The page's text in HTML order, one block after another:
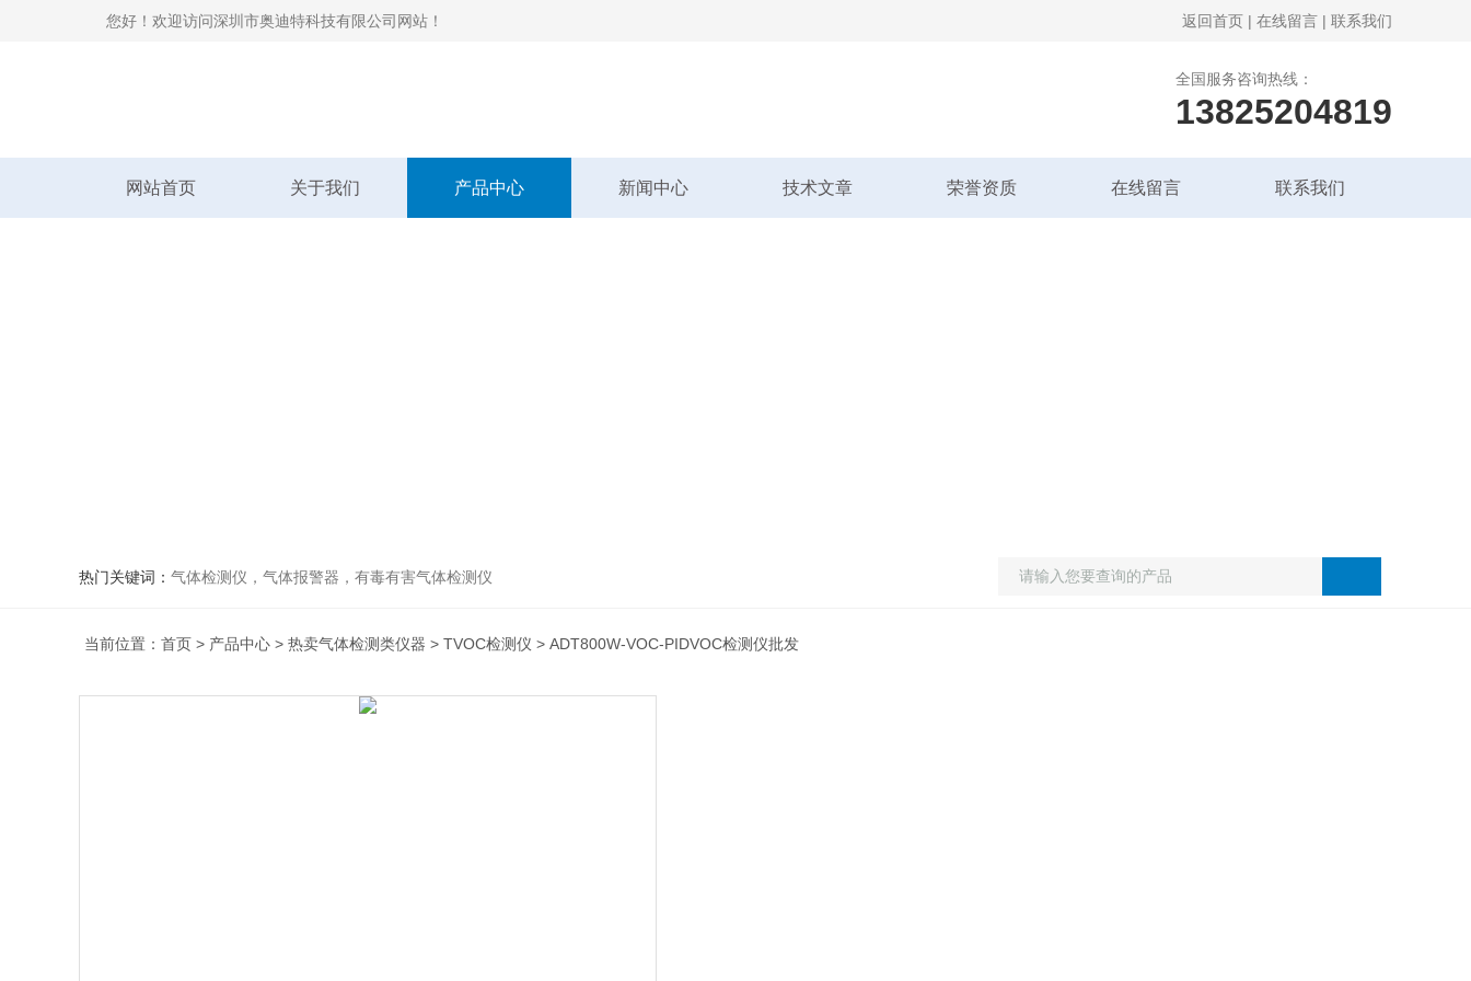
您好！欢迎访问深圳市奥迪特科技有限公司网站！ 返回首页 | 在线留言 | 联系我们
全国服务咨询热线：
13825204819
网站首页 关于我们 产品中心 新闻中心 技术文章 荣誉资质 在线留言 联系我们
热门关键词： 气体检测仪，气体报警器，有毒有害气体检测仪
当前位置： 首页 > 产品中心 > 热卖气体检测类仪器 > TVOC检测仪 > ADT800W-VOC-PIDVOC检测仪批发